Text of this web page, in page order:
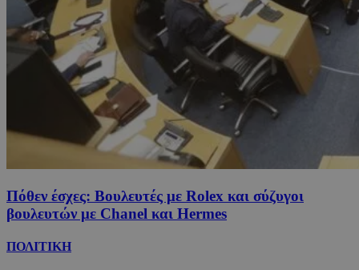
Πόθεν έσχες: Βουλευτές με Rolex και σύζυγοι
βουλευτών με Chanel και Hermes
ΠΟΛΙΤΙΚΗ